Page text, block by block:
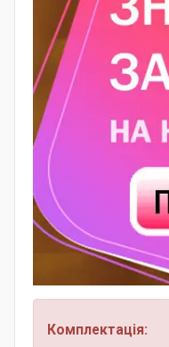
Комплектація: